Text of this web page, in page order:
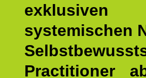
systemischen
Practitioner